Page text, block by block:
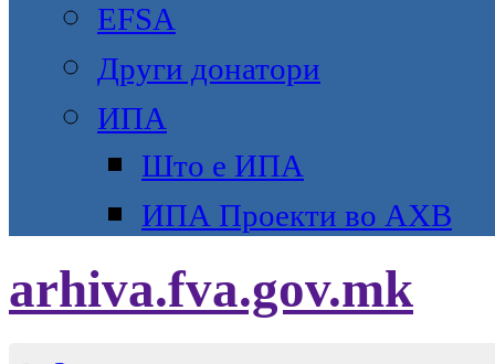
EFSA
Други донатори
ИПА
Што е ИПА
ИПА Проекти во АХВ
arhiva.fva.gov.mk